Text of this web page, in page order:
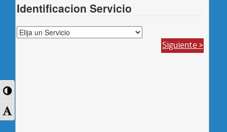
Toggle
High
Contrast
Toggle
Font
Identificacion Servicio
Siguiente >